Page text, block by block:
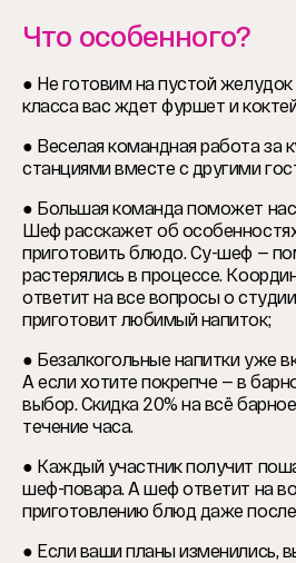
Что особенного?
● Не готовим на пустой
класса вас ждет фуршет и
● Веселая командная работа за
станциями вместе с другими
● Большая команда поможет
Шеф расскажет об
приготовить блюдо. Су-шеф —
растерялись в процессе.
ответит на все вопросы о
приготовит любимый напиток;
● Безалкогольные напитки уже
А если хотите покрепче — в
выбор. Скидка 20% на всё
течение часа.
● Каждый участник получит
шеф-повара. А шеф ответит на
приготовлению блюд даже
● Если ваши планы изменились,